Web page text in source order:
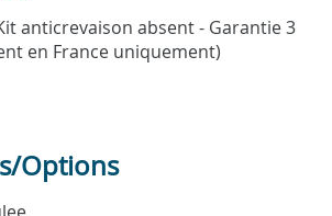
anticrevaison absent - Garantie 3
en France uniquement)
Options